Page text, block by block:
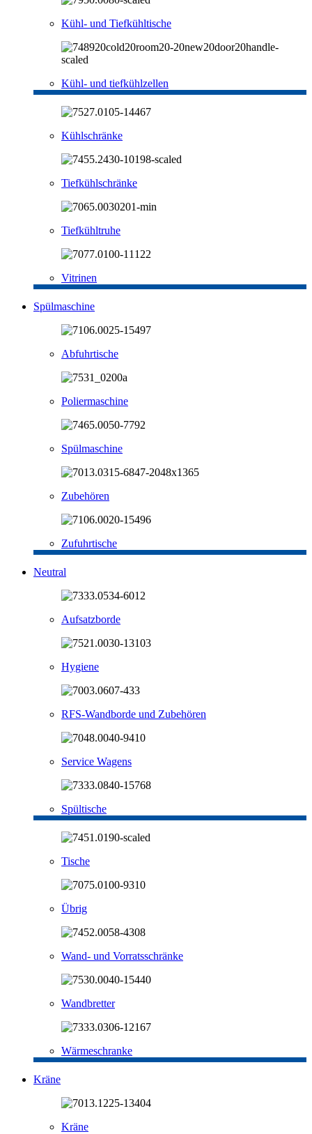
Kühl- und Tiefkühltische
Kühl- und tiefkühlzellen
Kühlschränke
Tiefkühlschränke
Tiefkühltruhe
Vitrinen
Spülmaschine
Abfuhrtische
Poliermaschine
Spülmaschine
Zubehören
Zufuhrtische
Neutral
Aufsatzborde
Hygiene
RFS-Wandborde und Zubehören
Service Wagens
Spültische
Tische
Übrig
Wand- und Vorratsschränke
Wandbretter
Wärmeschranke
Kräne
Kräne